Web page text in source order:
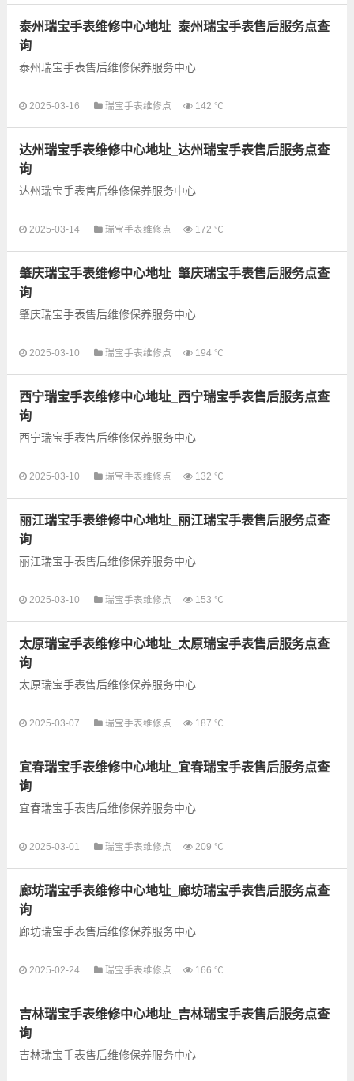
泰州瑞宝手表维修中心地址_泰州瑞宝手表售后服务点查
询
泰州瑞宝手表售后维修保养服务中心
以下是古锋网为您整理的泰州瑞宝手表售后服务网点和优质维修
2025-03-16 瑞宝手表维修点 142 ℃
达州瑞宝手表维修中心地址_达州瑞宝手表售后服务点查
询
达州瑞宝手表售后维修保养服务中心
以下是古锋网为您整理的达州瑞宝手表售后服务网点和优质维修
2025-03-14 瑞宝手表维修点 172 ℃
肇庆瑞宝手表维修中心地址_肇庆瑞宝手表售后服务点查
询
肇庆瑞宝手表售后维修保养服务中心
以下是古锋网为您整理的肇庆瑞宝手表售后服务网点和优质维修
2025-03-10 瑞宝手表维修点 194 ℃
西宁瑞宝手表维修中心地址_西宁瑞宝手表售后服务点查
询
西宁瑞宝手表售后维修保养服务中心
以下是古锋网为您整理的西宁瑞宝手表售后服务网点和优质维修
2025-03-10 瑞宝手表维修点 132 ℃
丽江瑞宝手表维修中心地址_丽江瑞宝手表售后服务点查
询
丽江瑞宝手表售后维修保养服务中心
养等业务，为了享受...
2025-03-10 瑞宝手表维修点 153 ℃
太原瑞宝手表维修中心地址_太原瑞宝手表售后服务点查
询
太原瑞宝手表售后维修保养服务中心
养等业务，为了享受...
2025-03-07 瑞宝手表维修点 187 ℃
宜春瑞宝手表维修中心地址_宜春瑞宝手表售后服务点查
询
宜春瑞宝手表售后维修保养服务中心
以下是古锋网为您整理的宜春瑞宝手表售后服务网点和优质维修
2025-03-01 瑞宝手表维修点 209 ℃
廊坊瑞宝手表维修中心地址_廊坊瑞宝手表售后服务点查
询
廊坊瑞宝手表售后维修保养服务中心
以下是古锋网为您整理的廊坊瑞宝手表售后服务网点和优质维修
2025-02-24 瑞宝手表维修点 166 ℃
吉林瑞宝手表维修中心地址_吉林瑞宝手表售后服务点查
询
吉林瑞宝手表售后维修保养服务中心